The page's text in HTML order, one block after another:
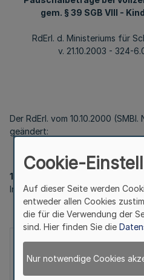
gem. § 39 SGB VIII -
RdErl. d. Ministeriums für
v. 21.10.2003 - 324-
Der RdErl. vom 10.10.2000
geändert:
1
In Nr.1 Abs.1 wird die Tabelle wie
materielle
Cookie-
Auf dieser Seite werden
entweder allen Cookies
die für die Verwendung der
sind. Hier finden Sie die
Nur notwendige Cookies